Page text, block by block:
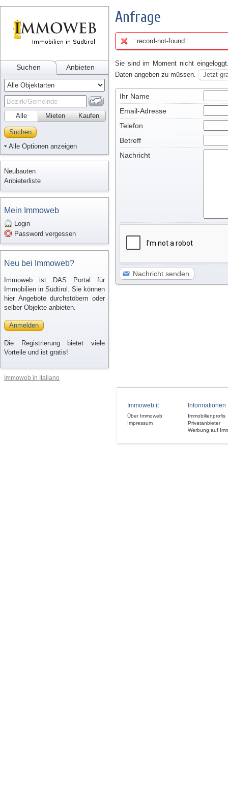
Suchen Anbieten
Alle Kaufen
Mieten
Suchen
Alle Optionen anzeigen
Neubauten
Anbieterliste
Mein Immoweb
Login
Password vergessen
Neu bei Immoweb?
Immoweb ist DAS Portal für
Immobilien in Südtirol. Sie können
hier Angebote durchstöbern oder
selber Objekte anbieten.
Anmelden
Die Registrierung bietet viele
Vorteile und ist gratis!
Immoweb in Italiano
Anfrage
::record-not-found::
Sie sind im Moment nicht
Daten angeben zu müssen.
Jetzt
Ihr Name
Email-Adresse
Telefon
Betreff
Nachricht
Nachricht senden
Immoweb.it
Über Immoweb
Impressum
Informationen
Immobilienprofis
Privatanbieter
Werbung auf